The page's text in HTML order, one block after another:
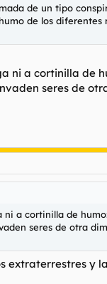
de un tipo
de los diferentes
ni a cortinilla de
seres de
ni a cortinilla de
seres de otra
extraterrestres y